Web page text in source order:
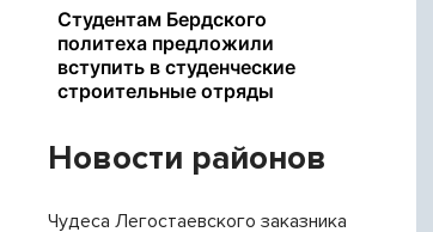
Новости районов
Чудеса Легостаевского заказника